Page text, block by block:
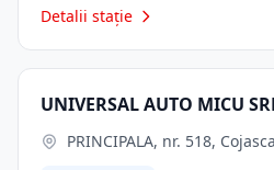
Detalii stație
UNIVERSAL AUTO MICU
PRINCIPALA, nr. 518,